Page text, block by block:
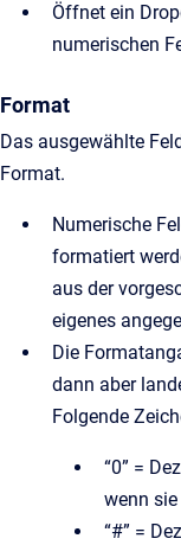
Öffnet ein
numerischen
Format
Das ausgewählte
Format.
Numerische
formatiert
aus der
eigenes
Die
dann aber
Folgende
“0” =
wenn
“#” =